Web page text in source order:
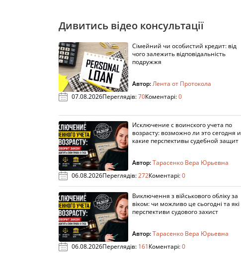
Дивитись відео консультації
Сімейний чи особистий кредит: від
чого залежить відповідальність
подружжя
Автор:Лента от Протокола
07.08.2026Переглядів:70Коментарі:0
Исключение с воинского учета по
возрасту: возможно ли это сегодня и
какие перспективы судебной защит
Автор:Тарасенко Вера Юрьевна
06.08.2026Переглядів:272Коментарі:0
Виключення з військового обліку за
віком: чи можливо це сьогодні та які
перспективи судового захист
Автор:Тарасенко Вера Юрьевна
06.08.2026Переглядів: 161Коментарі:0